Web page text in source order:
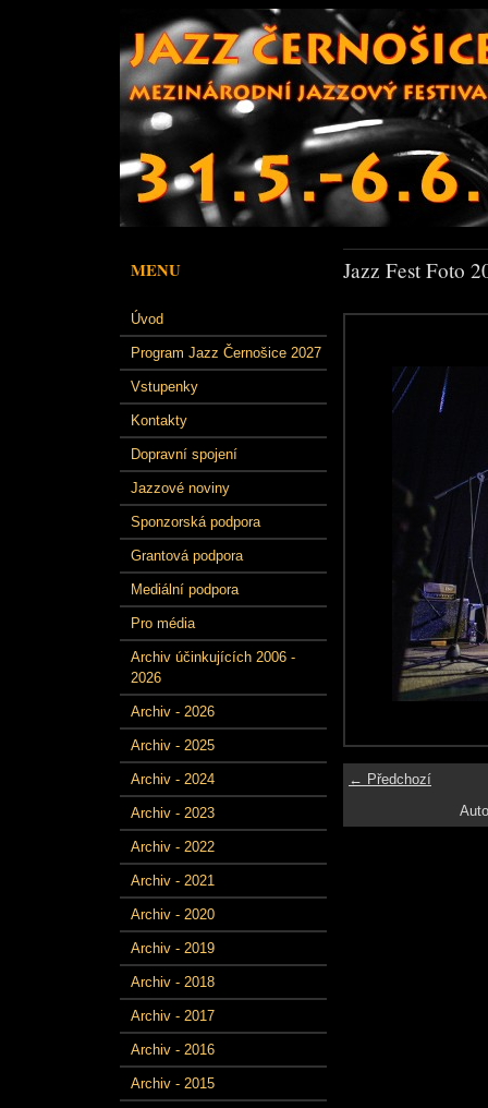
MENU
Úvod
Program Jazz Černošice 2027
Vstupenky
Kontakty
Dopravní spojení
Jazzové noviny
Sponzorská podpora
Grantová podpora
Mediální podpora
Pro média
Archiv účinkujících 2006 -
2026
Archiv - 2026
Archiv - 2025
Archiv - 2024
Archiv - 2023
Archiv - 2022
Archiv - 2021
Archiv - 2020
Archiv - 2019
Archiv - 2018
Archiv - 2017
Archiv - 2016
Archiv - 2015
Jazz Fest Foto
← Předchozí